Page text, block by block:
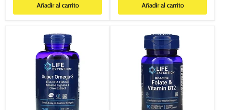
Añadir al carrito Añadir al carrito